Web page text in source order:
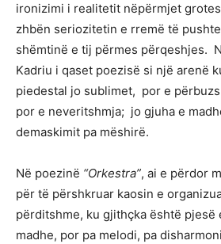
ironizimi i realitetit nëpërmjet
zhbën seriozitetin e rremë të
shëmtinë e tij përmes përqeshjes.
Kadriu i qaset poezisë si një arenë
piedestal jo sublimet, por e
por e neveritshmja; jo gjuha e
demaskimit pa mëshirë.
Në poezinë “Orkestra”, ai e përdor
për të përshkruar kaosin e
përditshme, ku gjithçka është pjesë
madhe, por pa melodi, pa